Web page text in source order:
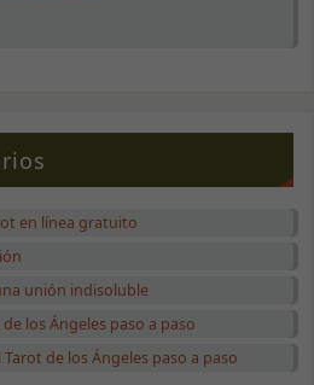
en línea gratuito
unión indisoluble
los Ángeles paso a paso
Tarot de los Ángeles paso a paso